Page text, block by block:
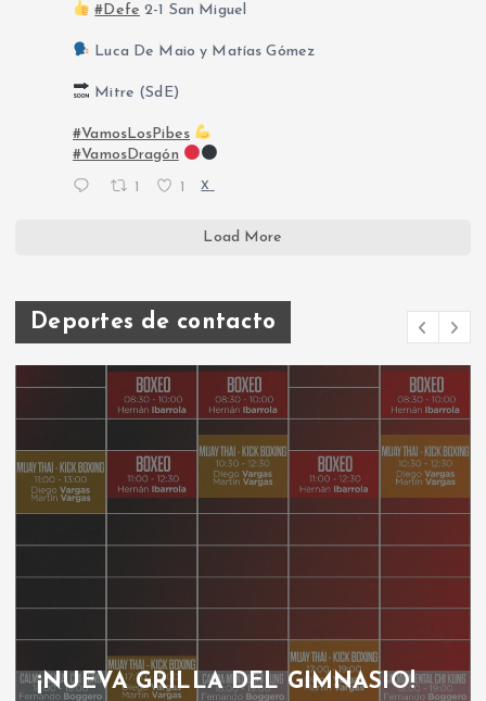
#Defe 2-1 San Miguel
Luca De Maio y Matías Gómez
Mitre (SdE)
#VamosLosPibes
#VamosDragón
1 1 X
Load More
Deportes de contacto
¡NUEVA GRILLA DEL GIMNASIO!